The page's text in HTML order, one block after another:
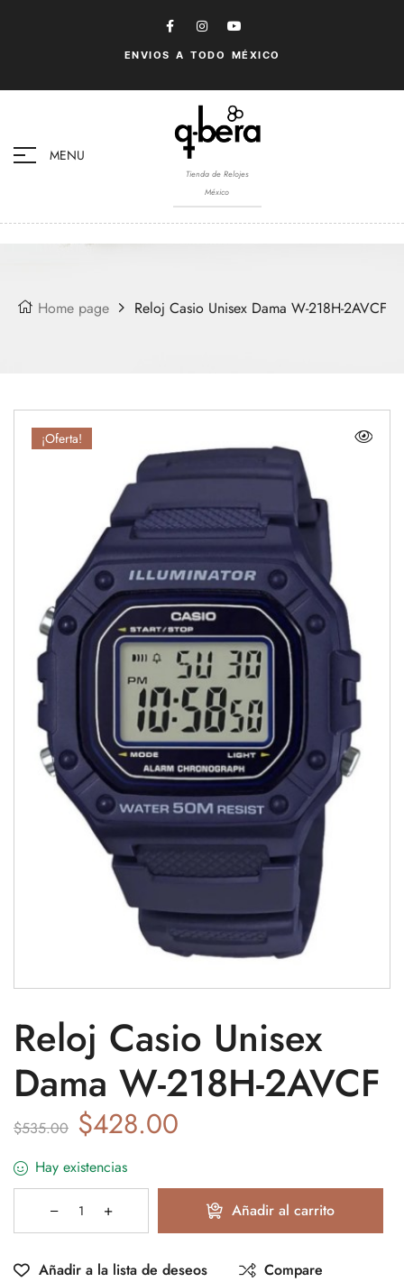
ENVIOS A TODO MÉXICO
MENU
Tienda de Relojes
México
Home page Reloj Casio Unisex Dama W-218H-2AVCF
¡Oferta!
Reloj Casio Unisex
Dama W-218H-2AVCF
$535.00 $428.00
Hay existencias
Añadir al carrito
Añadir a la lista de deseos Compare